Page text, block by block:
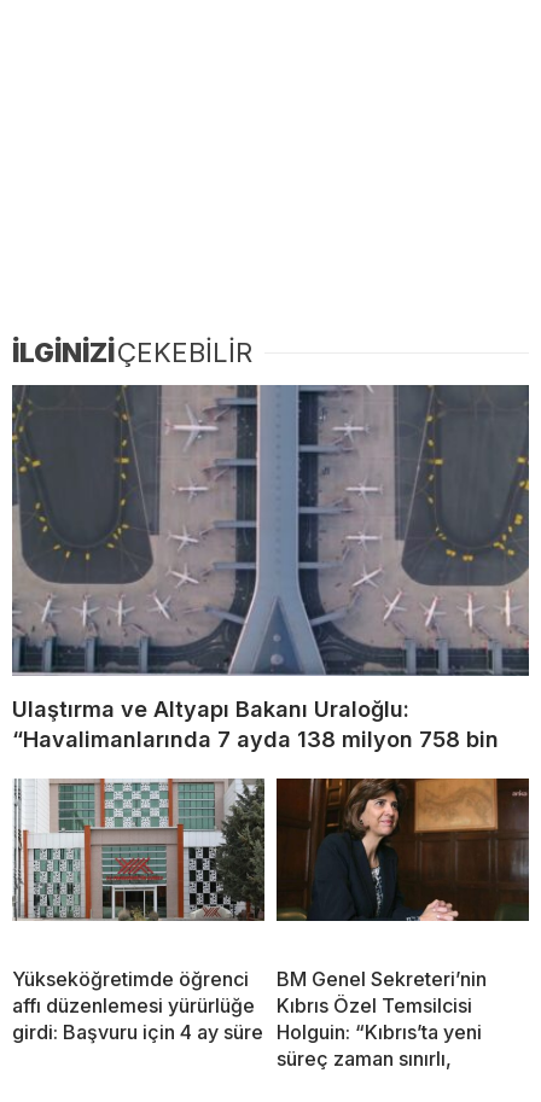
İLGİNİZİÇEKEBİLİR
Ulaştırma ve Altyapı Bakanı Uraloğlu:
“Havalimanlarında 7 ayda 138 milyon 758 bin
Yükseköğretimde öğrenci
affı düzenlemesi yürürlüğe
girdi: Başvuru için 4 ay süre
BM Genel Sekreteri’nin
Kıbrıs Özel Temsilcisi
Holguin: “Kıbrıs’ta yeni
süreç zaman sınırlı,